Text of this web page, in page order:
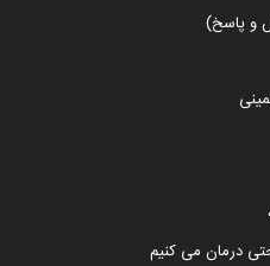
و پاسخ)
درمان می کنیم